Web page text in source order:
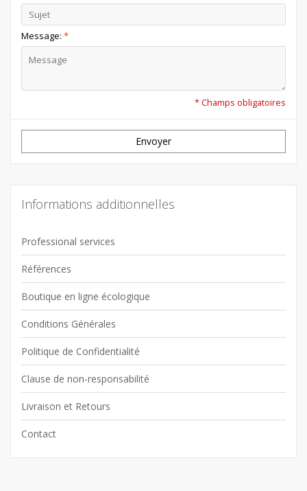
Message: *
* Champs obligatoires
Envoyer
Informations additionnelles
Professional services
Références
Boutique en ligne écologique
Conditions Générales
Politique de Confidentialité
Clause de non-responsabilité
Livraison et Retours
Contact